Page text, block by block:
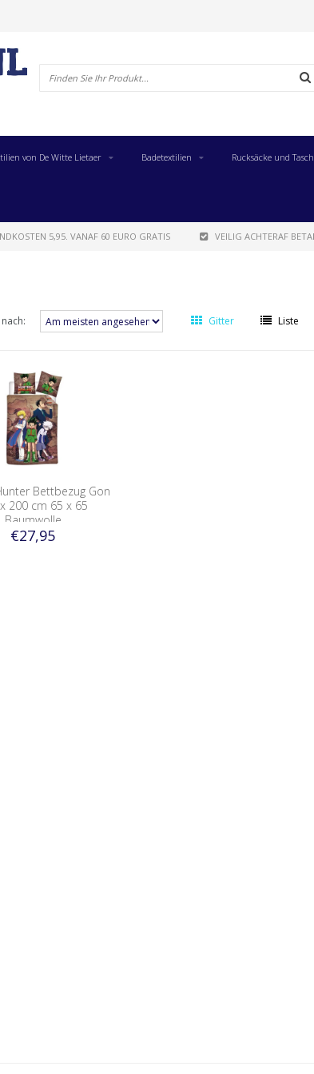
von De Witte Lietaer Badetextilien Rucksäcke und
5,95. VANAF 60 EURO GRATIS VEILIG ACHTERAF
Gitter Liste
Bettbezug Gon
200 cm 65 x 65
Baumwolle
€27,95